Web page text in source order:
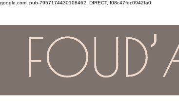
google.com, pub-7957174430108462, DIRECT, f08c47fec0942fa0